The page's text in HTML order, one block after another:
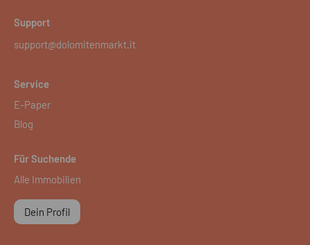
Support
support@dolomitenmarkt.it
Service
E-Paper
Blog
Für Suchende
Alle Immobilien
Dein Profil